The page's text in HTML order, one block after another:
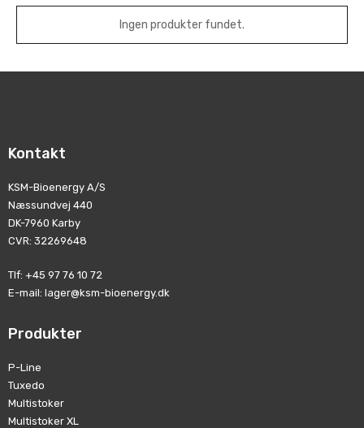
Ingen produkter fundet.
Kontakt
KSM-Bioenergy A/S
Næssundvej 440
DK-7960 Karby
CVR: 32269648
Tlf: +45 97 76 10 72
E-mail: lager@ksm-bioenergy.dk
Produkter
P-Line
Tuxedo
Multistoker
Multistoker XL